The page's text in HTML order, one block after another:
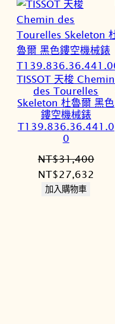
TISSOT 天梭 Chemin
des Tourelles
Skeleton 杜魯爾 黑色
鏤空機械錶
T139.836.36.441.0
0
NT$31,400
原
始
NT$27,632
加入購物車